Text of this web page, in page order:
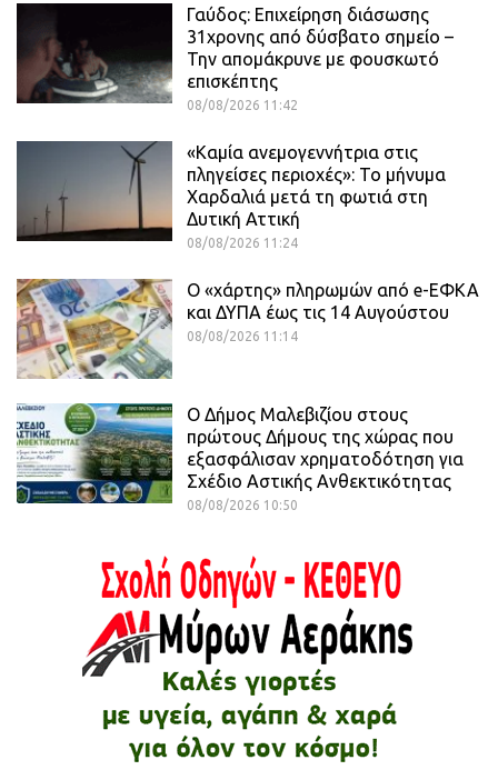
Γαύδος: Επιχείρηση διάσωσης
31χρονης από δύσβατο σημείο –
Την απομάκρυνε με φουσκωτό
επισκέπτης
08/08/2026 11:42
«Καμία ανεμογεννήτρια στις
πληγείσες περιοχές»: Το μήνυμα
Χαρδαλιά μετά τη φωτιά στη
Δυτική Αττική
08/08/2026 11:24
Ο «χάρτης» πληρωμών από e-ΕΦΚΑ
και ΔΥΠΑ έως τις 14 Αυγούστου
08/08/2026 11:14
Ο Δήμος Μαλεβιζίου στους
πρώτους Δήμους της χώρας που
εξασφάλισαν χρηματοδότηση για
Σχέδιο Αστικής Ανθεκτικότητας
08/08/2026 10:50